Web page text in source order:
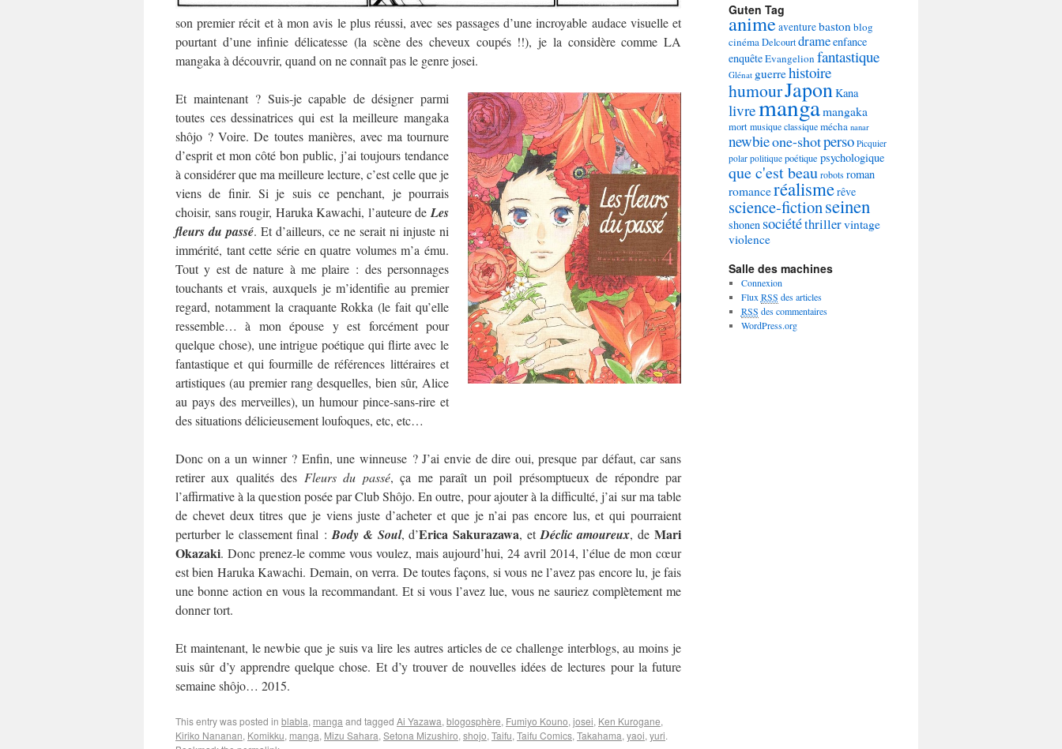
son premier récit et à mon avis le plus réussi, avec ses passages d’une incroyable audace visuelle et
pourtant d’une infinie délicatesse (la scène des cheveux coupés !!), je la considère comme LA
mangaka à découvrir, quand on ne connaît pas le genre josei.
Et maintenant ? Suis-je capable de désigner parmi
toutes ces dessinatrices qui est la meilleure mangaka
shôjo ? Voire. De toutes manières, avec ma tournure
d’esprit et mon côté bon public, j’ai toujours tendance
à considérer que ma meilleure lecture, c’est celle que je
viens de finir. Si je suis ce penchant, je pourrais
choisir, sans rougir, Haruka Kawachi, l’auteure deLes
fleurs du passé. Et d’ailleurs, ce ne serait ni injuste ni
immérité, tant cette série en quatre volumes m’a ému.
Tout y est de nature à me plaire : des personnages
touchants et vrais, auxquels je m’identifie au premier
regard, notamment la craquante Rokka (le fait qu’elle
ressemble… à mon épouse y est forcément pour
quelque chose), une intrigue poétique qui flirte avec le
fantastique et qui fourmille de références littéraires et
artistiques (au premier rang desquelles, bien sûr, Alice
au pays des merveilles), un humour pince-sans-rire et
des situations délicieusement loufoques, etc, etc…
Donc on a un winner ? Enfin, une winneuse ? J’ai envie de dire oui, presque par défaut, car sans
retirer aux qualités des Fleurs du passé, ça me paraît un poil présomptueux de répondre par
l’affirmative à la question posée par Club Shôjo. En outre, pour ajouter à la difficulté, j’ai sur ma table
de chevet deux titres que je viens juste d’acheter et que je n’ai pas encore lus, et qui pourraient
perturber le classement final :Body & Soul, d’Erica Sakurazawa, etDéclic amoureux, deMari
Okazaki. Donc prenez-le comme vous voulez, mais aujourd’hui, 24 avril 2014, l’élue de mon cœur
est bien Haruka Kawachi. Demain, on verra. De toutes façons, si vous ne l’avez pas encore lu, je fais
une bonne action en vous la recommandant. Et si vous l’avez lue, vous ne sauriez complètement me
donner tort.
Et maintenant, le newbie que je suis va lire les autres articles de ce challenge interblogs, au moins je
suis sûr d’y apprendre quelque chose. Et d’y trouver de nouvelles idées de lectures pour la future
semaine shôjo… 2015.
This entry was posted in blabla, manga and tagged Ai Yazawa, blogosphère, Fumiyo Kouno, josei, Ken Kurogane,
Kiriko Nananan, Komikku, manga, Mizu Sahara, Setona Mizushiro, shojo, Taifu, Taifu Comics, Takahama, yaoi, yuri.
Guten Tag
animeaventurebaston blog
cinémaDelcourtdrameenfance
enquêteEvangelion fantastique
Glénat guerrehistoire
humourJapon Kana
livremangamangaka
mortmusique classiquemécha nanar
newbieone-shotperso Picquier
polar politique poétique psychologique
que c'est beaurobotsroman
romanceréalismerêve
science-fictionseinen
shonen sociététhrillervintage
violence
Salle des machines
Connexion
Flux RSS des articles
RSS des commentaires
WordPress.org